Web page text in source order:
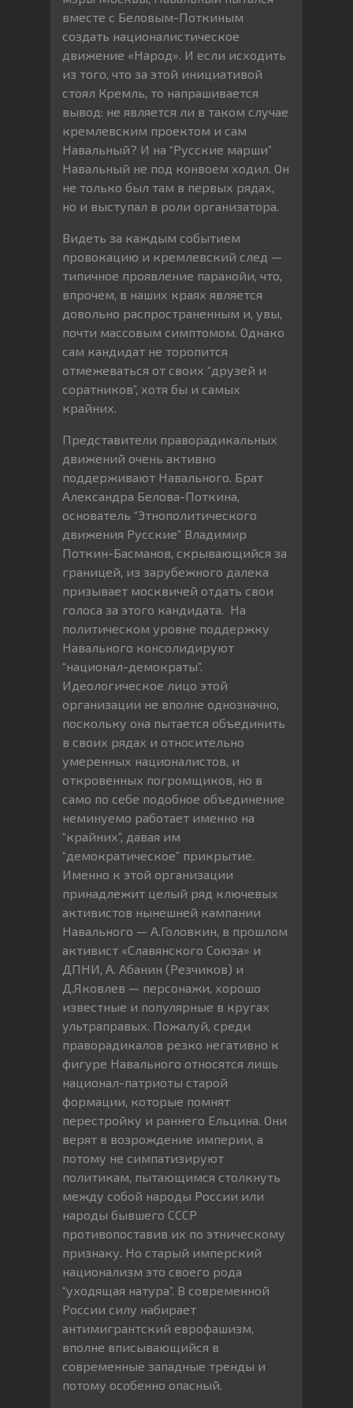
вместе с Беловым-Поткиным
создать националистическое
движение «Народ». И если исходить
из того, что за этой инициативой
стоял Кремль, то напрашивается
вывод: не является ли в таком случае
кремлевским проектом и сам
Навальный? И на “Русские марши”
Навальный не под конвоем ходил. Он
не только был там в первых рядах,
но и выступал в роли организатора.
Видеть за каждым событием
провокацию и кремлевский след —
типичное проявление паранойи, что,
впрочем, в наших краях является
довольно распространенным и, увы,
почти массовым симптомом. Однако
сам кандидат не торопится
отмежеваться от своих “друзей и
соратников”, хотя бы и самых
крайних.
Представители праворадикальных
движений очень активно
поддерживают Навального. Брат
Александра Белова-Поткина,
основатель “Этнополитического
движения Русские” Владимир
Поткин-Басманов, скрывающийся за
границей, из зарубежного далека
призывает москвичей отдать свои
голоса за этого кандидата. На
политическом уровне поддержку
Навального консолидируют
“национал-демократы”.
Идеологическое лицо этой
организации не вполне однозначно,
поскольку она пытается объединить
в своих рядах и относительно
умеренных националистов, и
откровенных погромщиков, но в
само по себе подобное объединение
неминуемо работает именно на
“крайних”, давая им
“демократическое” прикрытие.
Именно к этой организации
принадлежит целый ряд ключевых
активистов нынешней кампании
Навального — А.Головкин, в прошлом
активист «Славянского Союза» и
ДПНИ, А. Абанин (Резчиков) и
Д.Яковлев — персонажи, хорошо
известные и популярные в кругах
ультраправых. Пожалуй, среди
праворадикалов резко негативно к
фигуре Навального относятся лишь
национал-патриоты старой
формации, которые помнят
перестройку и раннего Ельцина. Они
верят в возрождение империи, а
потому не симпатизируют
политикам, пытающимся столкнуть
между собой народы России или
народы бывшего СССР
противопоставив их по этническому
признаку. Но старый имперский
национализм это своего рода
“уходящая натура”. В современной
России силу набирает
антимигрантский еврофашизм,
вполне вписывающийся в
современные западные тренды и
потому особенно опасный.